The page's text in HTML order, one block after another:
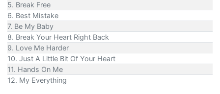
5. Break Free
6. Best Mistake
7. Be My Baby
8. Break Your Heart Right Back
9. Love Me Harder
10. Just A Little Bit Of Your Heart
11. Hands On Me
12. My Everything